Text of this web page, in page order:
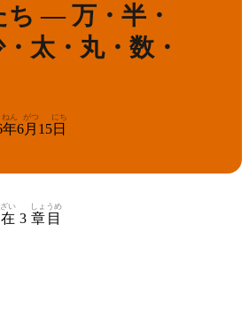
ち — 万・半・
太・丸・数・
年
ねん
6月
がつ
15日
にち
い
3 章目
しょうめ